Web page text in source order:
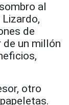
al
de
de un millón
otro